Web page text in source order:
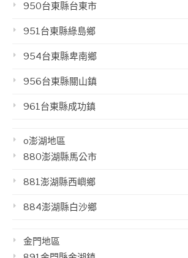
950台東縣台東市
951台東縣綠島鄉
954台東縣卑南鄉
956台東縣關山鎮
961台東縣成功鎮
o澎湖地區
880澎湖縣馬公市
881澎湖縣西嶼鄉
884澎湖縣白沙鄉
金門地區